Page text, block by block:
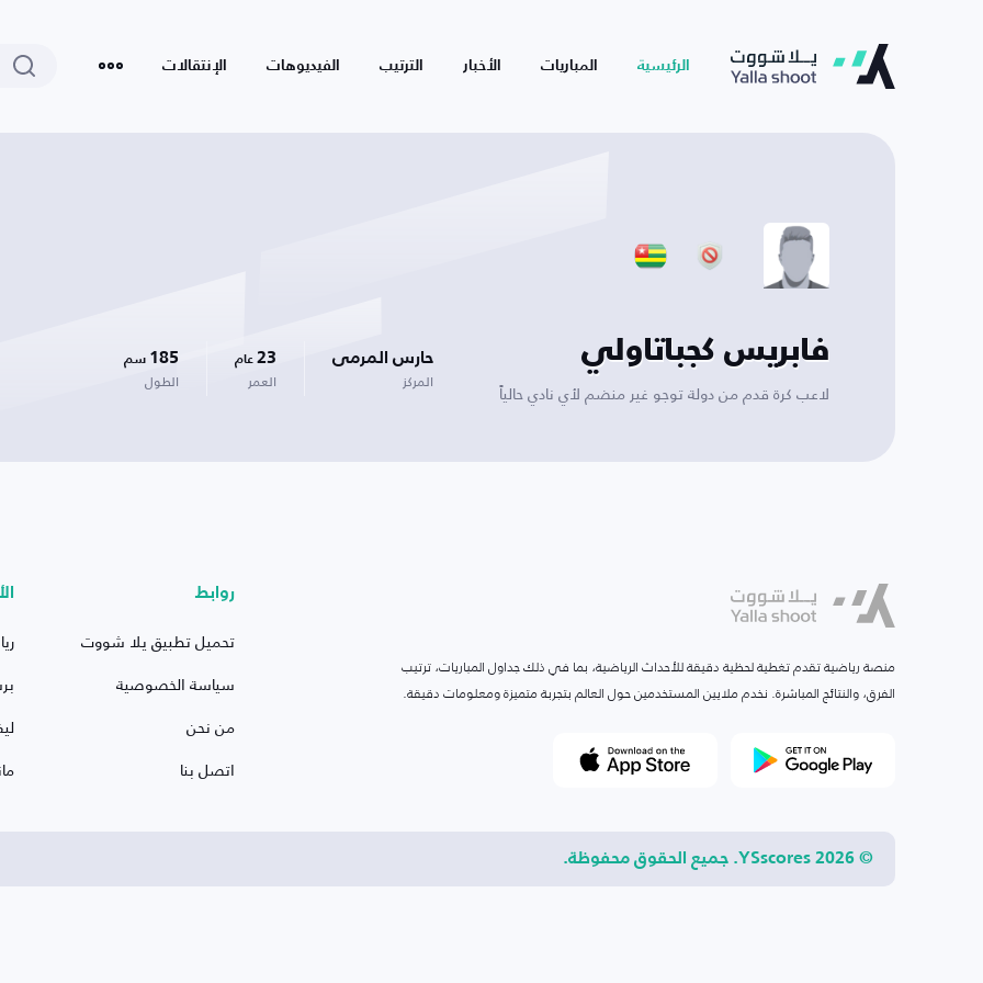
الرئيسية المباريات الأخبار الترتيب الفيديوهات الإنتقالات
فابريس كجباتاولي
لاعب كرة قدم من دولة توجو غير منضم لأي نادي حالياً
حارس المرمى
المركز
23 عام
العمر
185 سم
الطول
منصة رياضية تقدم تغطية لحظية دقيقة للأحداث الرياضية، بما في ذلك جداول المباريات، ترتيب
الفرق، والنتائج المباشرة. نخدم ملايين المستخدمين حول العالم بتجربة متميزة ومعلومات دقيقة.
روابط
تحميل تطبيق يلا شووت
سياسة الخصوصية
من نحن
اتصل بنا
© 2026 YSscores. جميع الحقوق محفوظة.